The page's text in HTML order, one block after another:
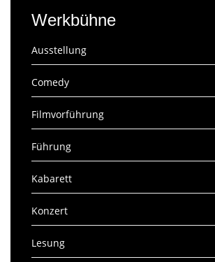
Werkbühne
Ausstellung
Comedy
Filmvorführung
Führung
Kabarett
Konzert
Lesung